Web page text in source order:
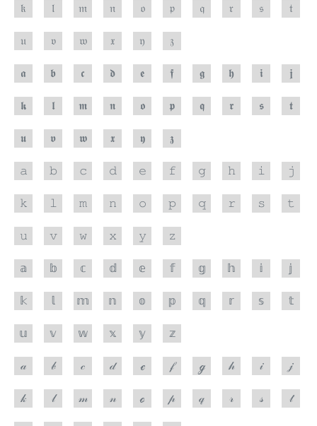
𝔨 𝔩 𝔪 𝔫 𝔬 𝔭 𝔮 𝔯 𝔰 𝔱
𝔲 𝔳 𝔴 𝔵 𝔶 𝔷
𝖆 𝖇 𝖈 𝖉 𝖊 𝖋 𝖌 𝖍 𝖎 𝖏
𝖐 𝖑 𝖒 𝖓 𝖔 𝖕 𝖖 𝖗 𝖘 𝖙
𝖚 𝖛 𝖜 𝖝 𝖞 𝖟
𝚊 𝚋 𝚌 𝚍 𝚎 𝚏 𝚐 𝚑 𝚒 𝚓
𝚔 𝚕 𝚖 𝚗 𝚘 𝚙 𝚚 𝚛 𝚜 𝚝
𝚞 𝚟 𝚠 𝚡 𝚢 𝚣
𝕒 𝕓 𝕔 𝕕 𝕖 𝕗 𝕘 𝕙 𝕚 𝕛
𝕜 𝕝 𝕞 𝕟 𝕠 𝕡 𝕢 𝕣 𝕤 𝕥
𝕦 𝕧 𝕨 𝕩 𝕪 𝕫
𝒶 𝒷 𝒸 𝒹 ℯ 𝒻 ℊ 𝒽 𝒾 𝒿
𝓀 𝓁 𝓂 𝓃 ℴ 𝓅 𝓆 𝓇 𝓈 𝓉